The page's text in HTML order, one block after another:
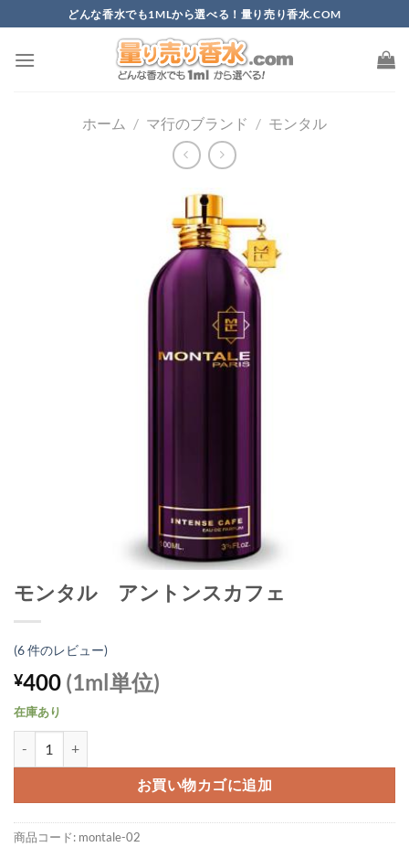
to
content
どんな香水でも1MLから選べる！量り売り香水.COM
ホーム / マ行のブランド / モンタル
モンタル アントンスカフェ
(6件のレビュー)
¥400 (1ml単位)
在庫あり
お買い物カゴに追加
商品コード: montale-02